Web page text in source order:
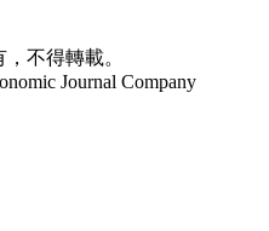
不得轉載。
Journal Company